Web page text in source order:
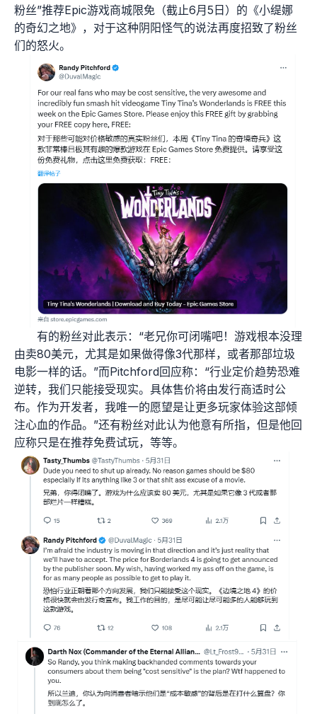
粉丝”推荐Epic游戏商城限免（截止6月5日）的《小缇娜
的奇幻之地》，对于这种阴阳怪气的说法再度招致了粉丝
们的怒火。
有的粉丝对此表示：“老兄你可闭嘴吧！游戏根本没理
由卖80美元，尤其是如果做得像3代那样，或者那部垃圾
电影一样的话。”而Pitchford回应称：“行业定价趋势恐难
逆转，我们只能接受现实。具体售价将由发行商适时公
布。作为开发者，我唯一的愿望是让更多玩家体验这部倾
注心血的作品。”还有粉丝对此认为他意有所指，但是他回
应称只是在推荐免费试玩，等等。